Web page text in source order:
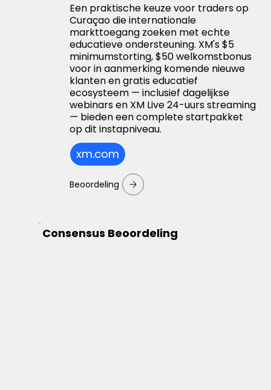
Een praktische keuze voor traders op
Curaçao die internationale
markttoegang zoeken met echte
educatieve ondersteuning. XM's $5
minimumstorting, $50 welkomstbonus
voor in aanmerking komende nieuwe
klanten en gratis educatief
ecosysteem — inclusief dagelijkse
webinars en XM Live 24-uurs streaming
— bieden een complete startpakket
op dit instapniveau.
xm.com
Beoordeling
Consensus Beoordeling